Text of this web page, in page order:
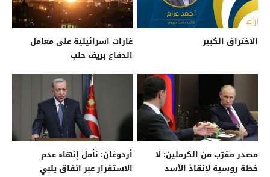
الاختراق الكبير
غارات اسرائيلية على معامل
الدفاع بريف حلب
مصدر مقرّب من الكرملين: لا
خطة روسية لإنقاذ الأسد
أردوغان: نأمل إنهاء عدم
الاستقرار عبر اتفاق يلبي